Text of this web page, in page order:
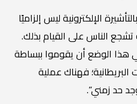
الإلكترونية ليس إلزاميًا
تشجع الناس على القيام بذلك.
الوضع أن يقوموا ببساطة
فهناك عملية
حد زمني”.